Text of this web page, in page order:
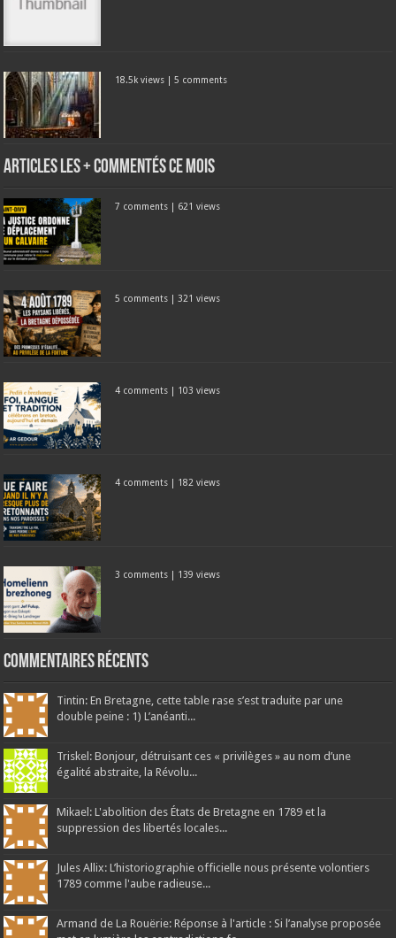
18.5k views |5 comments
Articles les + commentés ce mois
7 comments | 621 views
5 comments | 321 views
4 comments | 103 views
4 comments | 182 views
3 comments | 139 views
Commentaires récents
Tintin: En Bretagne, cette table rase s’est traduite par une
double peine : 1) L’anéanti...
Triskel: Bonjour, détruisant ces « privilèges » au nom d’une
égalité abstraite, la Révolu...
Mikael: L'abolition des États de Bretagne en 1789 et la
suppression des libertés locales...
Jules Allix: L’historiographie officielle nous présente volontiers
1789 comme l'aube radieuse...
Armand de La Rouërie: Réponse à l'article : Si l’analyse proposée